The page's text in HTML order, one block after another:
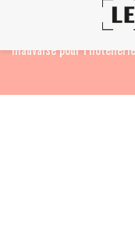
mauvaise pour